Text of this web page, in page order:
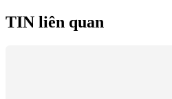
TIN liên quan